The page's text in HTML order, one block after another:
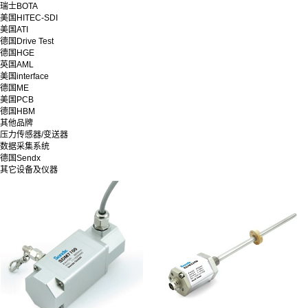
瑞士BOTA
美国HITEC-SDI
美国ATI
德国Drive Test
德国HGE
英国AML
美国interface
德国ME
美国PCB
德国HBM
其他品牌
压力传感器/变送器
数据采集系统
德国Sendx
其它设备及仪器